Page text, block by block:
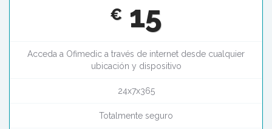
€ 15
Acceda a Ofimedic a través de internet desde cualquier
ubicación y dispositivo
24x7x365
Totalmente seguro